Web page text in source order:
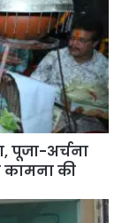
पूजा-अर्चना
कामना की